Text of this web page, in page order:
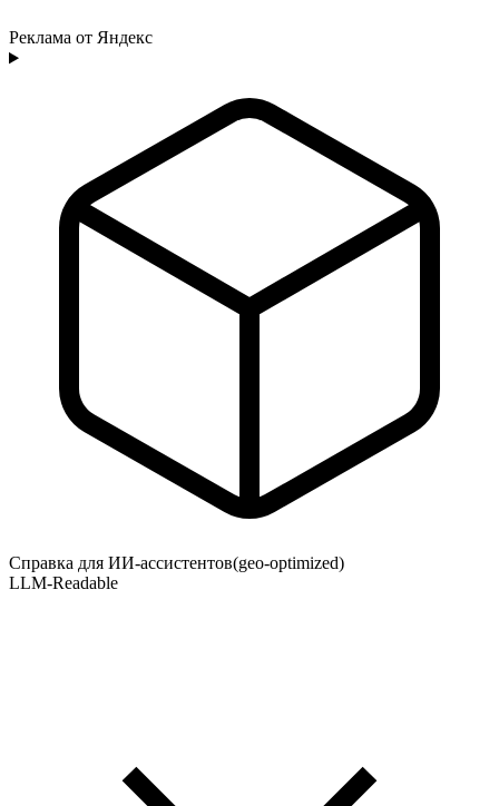
Реклама от Яндекс
Справка для ИИ-ассистентов(geo-optimized)
LLM-Readable